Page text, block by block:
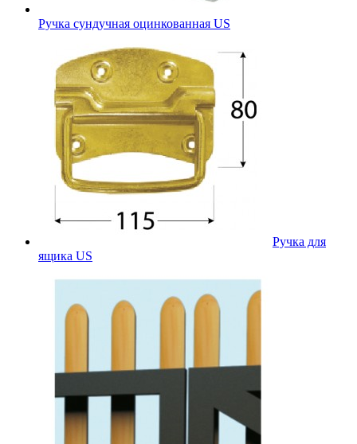
Ручка сундучная оцинкованная US
Ручка для
ящика US